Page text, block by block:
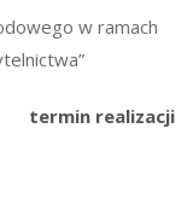
w ramach
termin realizacji